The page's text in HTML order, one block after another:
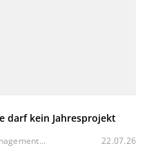
darf kein Jahresprojekt
22.07.26